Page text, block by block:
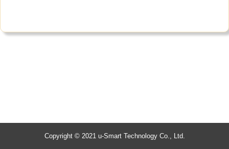
Copyright © 2021 u-Smart Technology Co., Ltd.